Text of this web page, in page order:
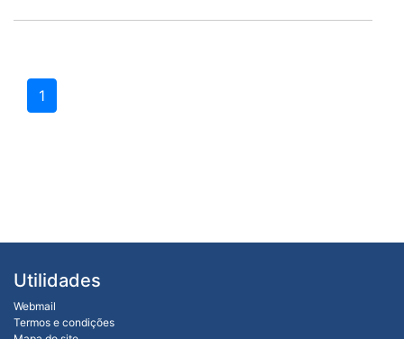
1
Utilidades
Webmail
Termos e condições